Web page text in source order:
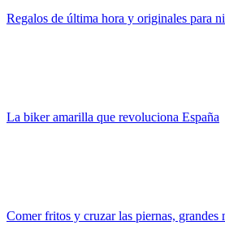
Regalos de última hora y originales para
La biker amarilla que revoluciona España
Comer fritos y cruzar las piernas, grandes